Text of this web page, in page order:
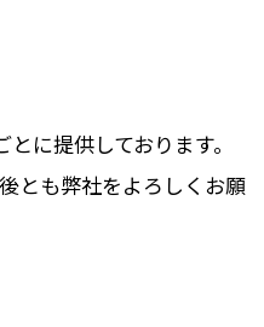
に提供しております。
とも弊社をよろしくお願